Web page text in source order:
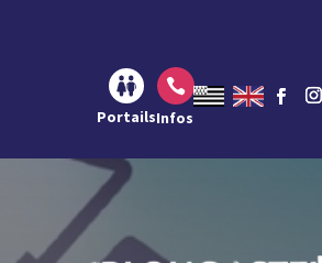
Aller à la recherche
Portails

Infos